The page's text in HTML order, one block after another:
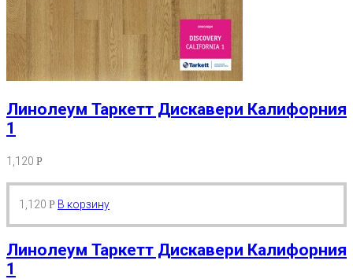
Линолеум Таркетт Дискавери Калифорния
1
1,120 Р
1,120 Р В корзину
Линолеум Таркетт Дискавери Калифорния
1